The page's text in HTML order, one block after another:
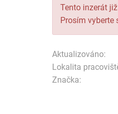
Tento inzerát
Prosím vyberte
Aktualizováno:
Lokalita
Značka: